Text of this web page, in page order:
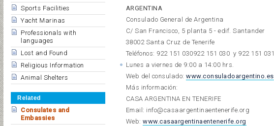
Sports Facilities
Yacht Marinas
Professionals with
languages
Lost and Found
Religious Information
Animal Shelters
Related
Consulates and
Embassies
ARGENTINA
Consulado General de Argentina
C/ San Francisco, 5 planta 5 - edif. Santander
38002 Santa Cruz de Tenerife
Teléfonos: 922 151 030922 151 030 y 922 151 031
Lunes a viernes de 9:00 a 14:00 hrs.
Web del consulado:www.consuladoargentino.es
Más información:
CASA ARGENTINA EN TENERIFE
Email: info@casaargentinaentenerife.org
Web:www.casaargentinaentenerife.org